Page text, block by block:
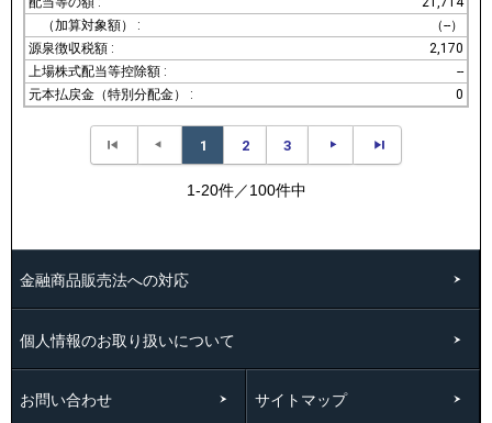
（--）
2,170
--
0
1 2 3
1-20件／100件中
金融商品販売法への対応
個人情報のお取り扱いについて
お問い合わせ サイトマップ